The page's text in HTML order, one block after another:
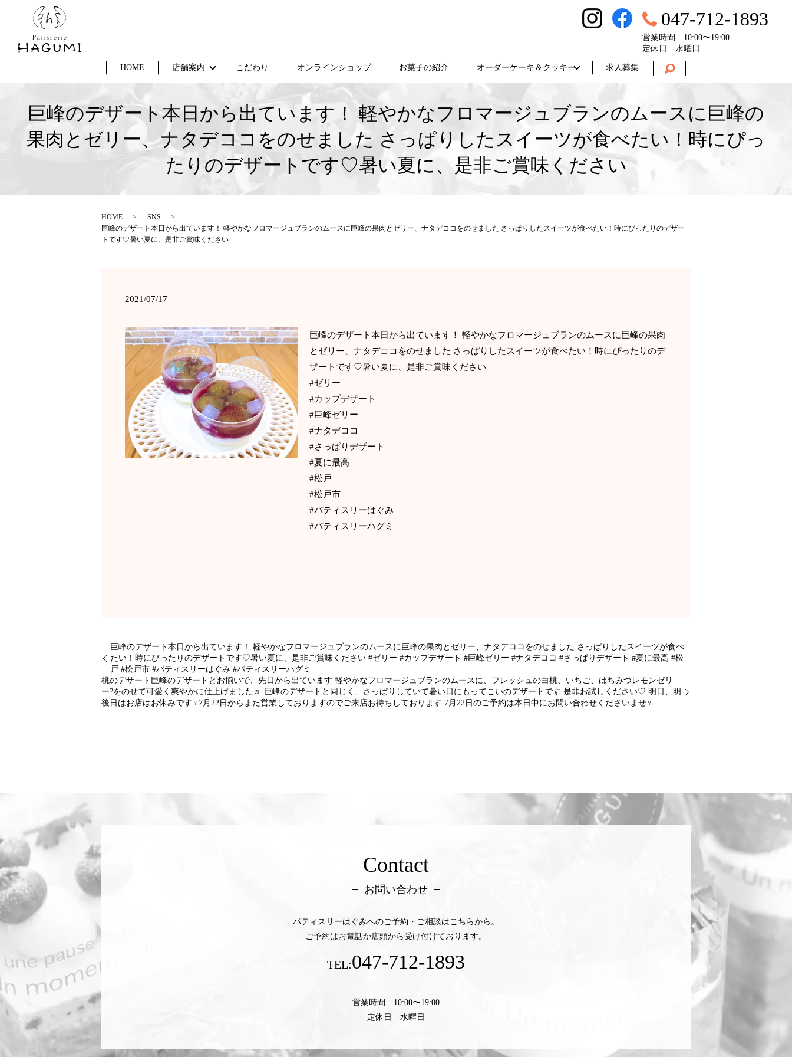
HOME 店舗案内 こだわり オンラインショップ お菓子の紹介 オーダーケーキ＆クッキー 求人募集
047-712-1893
営業時間 10:00〜19:00
定休日 水曜日
巨峰のデザート本日から出ています！ 軽やかなフロマージュブランのムースに巨峰の
果肉とゼリー、ナタデココをのせました さっぱりしたスイーツが食べたい！時にぴっ
たりのデザートです♡暑い夏に、是非ご賞味ください
HOME
SNS
巨峰のデザート本日から出ています！ 軽やかなフロマージュブランのムースに巨峰の果肉とゼリー、ナタデココをのせました さっぱりしたスイーツが食べたい！時にぴったりのデザー
トです♡暑い夏に、是非ご賞味ください
2021/07/17
巨峰のデザート本日から出ています！ 軽やかなフロマージュブランのムースに巨峰の果肉
とゼリー、ナタデココをのせました さっぱりしたスイーツが食べたい！時にぴったりのデ
ザートです♡暑い夏に、是非ご賞味ください
#ゼリー
#カップデザート
#巨峰ゼリー
#ナタデココ
#さっぱりデザート
#夏に最高
#松戸
#松戸市
#パティスリーはぐみ
#パティスリーハグミ
巨峰のデザート本日から出ています！ 軽やかなフロマージュブランのムースに巨峰の果肉とゼリー、ナタデココをのせました さっぱりしたスイーツが食べ
たい！時にぴったりのデザートです♡暑い夏に、是非ご賞味ください #ゼリー #カップデザート #巨峰ゼリー #ナタデココ #さっぱりデザート #夏に最高 #松
戸 #松戸市 #パティスリーはぐみ #パティスリーハグミ
桃のデザート巨峰のデザートとお揃いで、先日から出ています 軽やかなフロマージュブランのムースに、フレッシュの白桃、いちご、はちみつレモンゼリ
ー?をのせて可愛く爽やかに仕上げました♬ 巨峰のデザートと同じく、さっぱりしていて暑い日にもってこいのデザートです 是非お試しください♡ 明日、明
後日はお店はお休みです‍♀️7月22日からまた営業しておりますのでご来店お待ちしております 7月22日のご予約は本日中にお問い合わせくださいませ‍♀️
Contact
お問い合わせ
パティスリーはぐみへのご予約・ご相談はこちらから。
ご予約はお電話か店頭から受け付けております。
TEL:047-712-1893
営業時間 10:00〜19:00
定休日 水曜日